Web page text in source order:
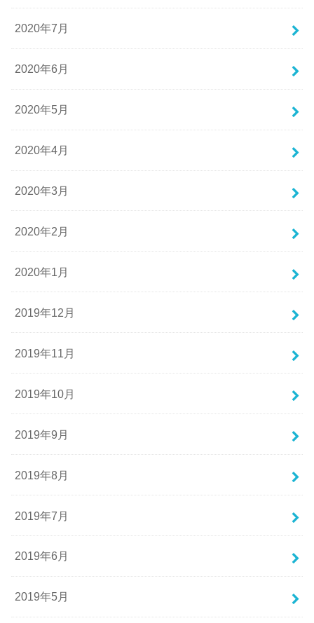
2020年7月
2020年6月
2020年5月
2020年4月
2020年3月
2020年2月
2020年1月
2019年12月
2019年11月
2019年10月
2019年9月
2019年8月
2019年7月
2019年6月
2019年5月